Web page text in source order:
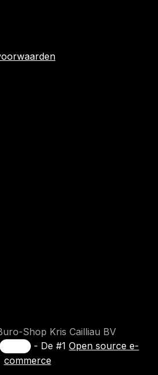
Shop Kris Cailliau BV
- De #1Open source e-
commerce